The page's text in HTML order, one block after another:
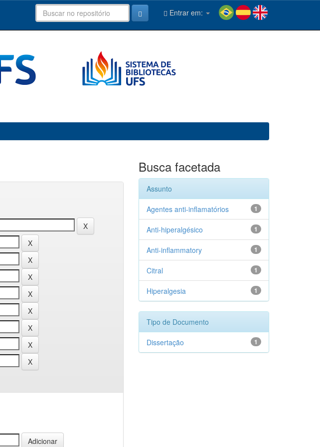
Entrar em:
Busca facetada
Assunto
1
Agentes anti-inflamatórios
1
Anti-hiperalgésico
1
Anti-inflammatory
1
Citral
1
Hiperalgesia
Tipo de Documento
1
Dissertação